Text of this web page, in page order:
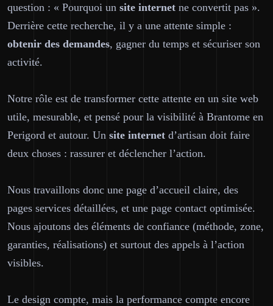
question : « Pourquoi un site internet ne convertit pas ».
Derrière cette recherche, il y a une attente simple :
obtenir des demandes, gagner du temps et sécuriser son
activité.
Notre rôle est de transformer cette attente en un site web
utile, mesurable, et pensé pour la visibilité à Brantome en
Perigord et autour. Un site internet d’artisan doit faire
deux choses : rassurer et déclencher l’action.
Nous travaillons donc une page d’accueil claire, des
pages services détaillées, et une page contact optimisée.
Nous ajoutons des éléments de confiance (méthode, zone,
garanties, réalisations) et surtout des appels à l’action
visibles.
Le design compte, mais la performance compte encore